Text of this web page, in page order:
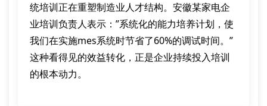
统培训正在重塑制造业人才结构。安徽某家电企
业培训负责人表示：”系统化的能力培养计划，使
我们在实施mes系统时节省了60%的调试时间。”
这种看得见的效益转化，正是企业持续投入培训
的根本动力。